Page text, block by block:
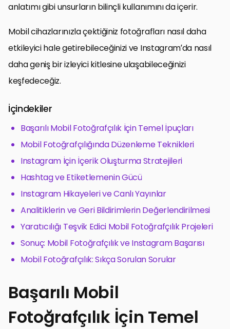
anlatımı gibi unsurların bilinçli kullanımını da içerir.
Mobil cihazlarınızla çektiğiniz fotoğrafları nasıl daha
etkileyici hale getirebileceğinizi ve Instagram’da nasıl
daha geniş bir izleyici kitlesine ulaşabileceğinizi
keşfedeceğiz.
İçindekiler
Başarılı Mobil Fotoğrafçılık İçin Temel İpuçları
Mobil Fotoğrafçılığında Düzenleme Teknikleri
Instagram İçin İçerik Oluşturma Stratejileri
Hashtag ve Etiketlemenin Gücü
Instagram Hikayeleri ve Canlı Yayınlar
Analitiklerin ve Geri Bildirimlerin Değerlendirilmesi
Yaratıcılığı Teşvik Edici Mobil Fotoğrafçılık Projeleri
Sonuç: Mobil Fotoğrafçılık ve Instagram Başarısı
Mobil Fotoğrafçılık: Sıkça Sorulan Sorular
Başarılı Mobil
Fotoğrafçılık İçin Temel